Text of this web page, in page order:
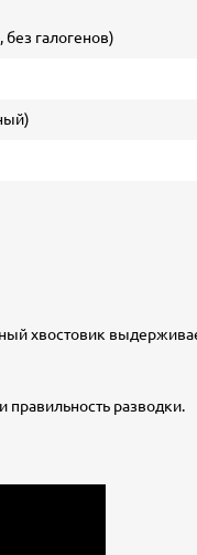
галогенов)
хвостовик
правильность разводки.